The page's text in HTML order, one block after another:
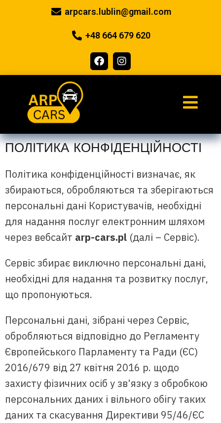
arpcars.lublin@gmail.com
+48 664 679 620
ПОЛІТИКА КОНФІДЕНЦІЙНОСТІ
Політика конфіденційності визначає, як
збираються, обробляються та зберігаються
персональні дані Користувачів, необхідні
для надання послуг електронним шляхом
через вебсайт arp-cars.pl (далі – Сервіс).
Сервіс збирає виключно персональні дані,
необхідні для надання та розвитку послуг,
що пропонуються.
Персональні дані, зібрані через Сервіс,
обробляються відповідно до Регламенту
Європейського Парламенту та Ради (ЄС)
2016/679 від 27 квітня 2016 р. щодо
захисту фізичних осіб у зв’язку з обробкою
персональних даних і вільного обігу таких
даних та скасування Директиви 95/46/ЄС